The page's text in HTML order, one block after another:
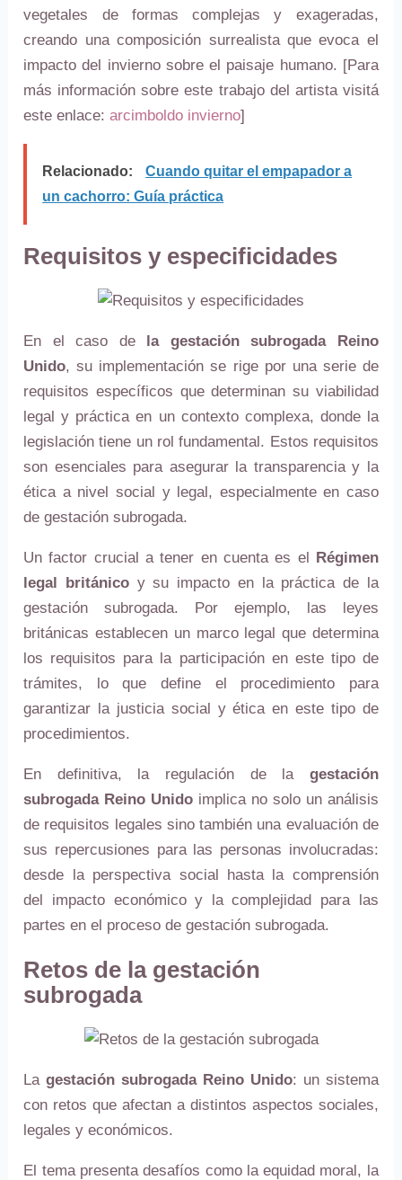
vegetales de formas complejas y exageradas,
creando una composición surrealista que evoca el
impacto del invierno sobre el paisaje humano. [Para
más información sobre este trabajo del artista visitá
este enlace:arcimboldo invierno]
Relacionado:
Cuando quitar el empapador a
un cachorro: Guía práctica
Requisitos y especificidades
En el caso de la gestación subrogada Reino
Unido, su implementación se rige por una serie de
requisitos específicos que determinan su viabilidad
legal y práctica en un contexto complexa, donde la
legislación tiene un rol fundamental. Estos requisitos
son esenciales para asegurar la transparencia y la
ética a nivel social y legal, especialmente en caso
de gestación subrogada.
Un factor crucial a tener en cuenta es el Régimen
legal británicoy su impacto en la práctica de la
gestación subrogada. Por ejemplo, las leyes
británicas establecen un marco legal que determina
los requisitos para la participación en este tipo de
trámites, lo que define el procedimiento para
garantizar la justicia social y ética en este tipo de
procedimientos.
En definitiva, la regulación de la gestación
subrogada Reino Unido implica no solo un análisis
de requisitos legales sino también una evaluación de
sus repercusiones para las personas involucradas:
desde la perspectiva social hasta la comprensión
del impacto económico y la complejidad para las
partes en el proceso de gestación subrogada.
Retos de la gestación
subrogada
Lagestación subrogada Reino Unido: un sistema
con retos que afectan a distintos aspectos sociales,
legales y económicos.
El tema presenta desafíos como la equidad moral, la